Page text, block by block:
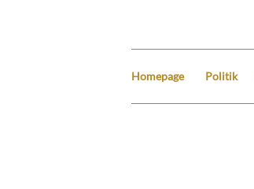
Homepage Politik